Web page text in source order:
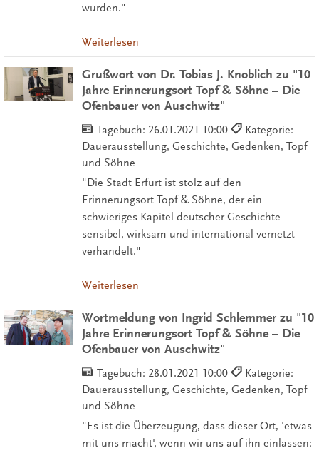
wurden."
Weiterlesen
Grußwort von Dr. Tobias J. Knoblich zu "10
Jahre Erinnerungsort Topf & Söhne – Die
Ofenbauer von Auschwitz"
Tagebuch: 26.01.2021 10:00
Kategorie:
Dauerausstellung, Geschichte, Gedenken, Topf
und Söhne
"Die Stadt Erfurt ist stolz auf den
Erinnerungsort Topf & Söhne, der ein
schwieriges Kapitel deutscher Geschichte
sensibel, wirksam und international vernetzt
verhandelt."
Weiterlesen
Wortmeldung von Ingrid Schlemmer zu "10
Jahre Erinnerungsort Topf & Söhne – Die
Ofenbauer von Auschwitz"
Tagebuch: 28.01.2021 10:00
Kategorie:
Dauerausstellung, Geschichte, Gedenken, Topf
und Söhne
"Es ist die Überzeugung, dass dieser Ort, 'etwas
mit uns macht', wenn wir uns auf ihn einlassen: